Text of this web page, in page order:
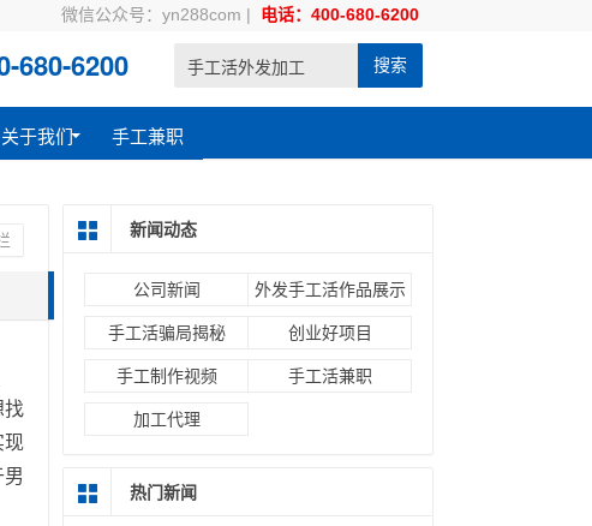
微信公众号：yn288com | 电话：400-680-6200
搜索
680-6200
关于我们 手工兼职
找
现
新闻动态
公司新闻 外发手工活作品展示
手工活骗局揭秘 创业好项目
手工制作视频 手工活兼职
加工代理
热门新闻